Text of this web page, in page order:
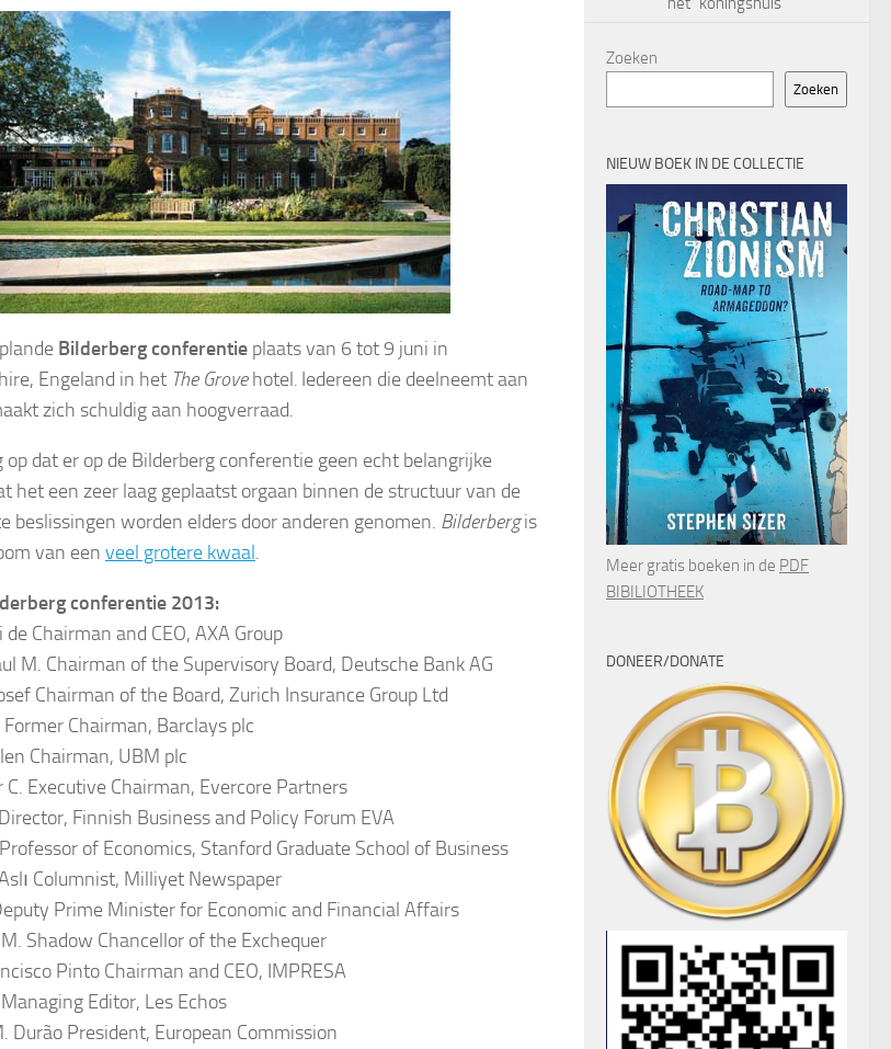
Bilderberg conferentie plaats van 6 tot 9 juni in
Engeland in het The Grovehotel. Iedereen die deelneemt aan
zich schuldig aan hoogverraad.
op dat er op de Bilderberg conferentie geen echt belangrijke
het een zeer laag geplaatst orgaan binnen de structuur van de
beslissingen worden elders door anderen genomen. Bilderbergis
van een veel grotere kwaal.
conferentie 2013:
Chairman and CEO, AXA Group
M. Chairman of the Supervisory Board, Deutsche Bank AG
Chairman of the Board, Zurich Insurance Group Ltd
Former Chairman, Barclays plc
Chairman, UBM plc
C. Executive Chairman, Evercore Partners
Finnish Business and Policy Forum EVA
of Economics, Stanford Graduate School of Business
Columnist, Milliyet Newspaper
Prime Minister for Economic and Financial Affairs
Shadow Chancellor of the Exchequer
Pinto Chairman and CEO, IMPRESA
Editor, Les Echos
Durão President, European Commission
Zoeken
Zoeken
NIEUW BOEK IN DE COLLECTIE
Meer gratis boeken in de PDF
BIBILIOTHEEK
DONEER/DONATE